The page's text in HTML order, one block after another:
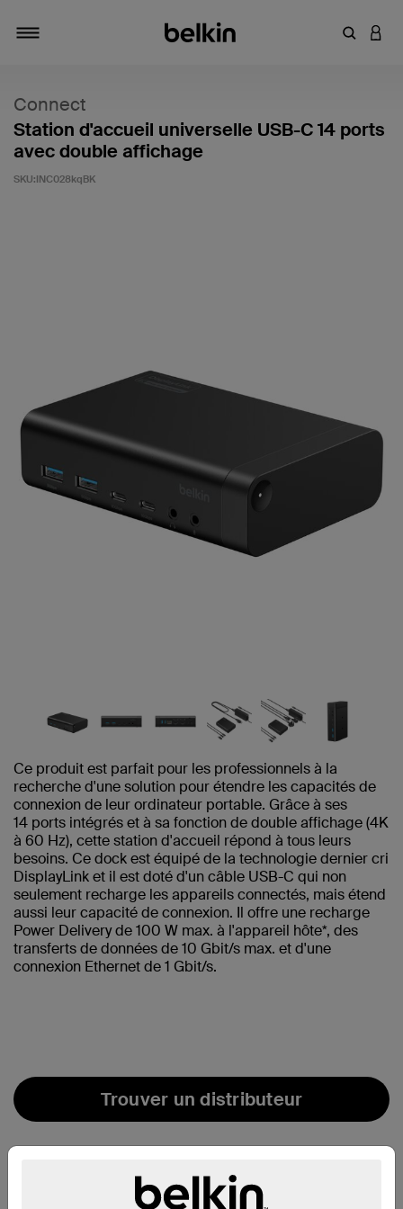
Saisir
Connect
Station d'accueil universelle USB-C 14 ports
avec double affichage
SKU:INC028kqBK
Ce produit est parfait pour les professionnels à la
recherche d'une solution pour étendre les capacités de
connexion de leur ordinateur portable. Grâce à ses
14 ports intégrés et à sa fonction de double affichage (4K
à 60 Hz), cette station d'accueil répond à tous leurs
besoins. Ce dock est équipé de la technologie dernier cri
DisplayLink et il est doté d'un câble USB-C qui non
seulement recharge les appareils connectés, mais étend
aussi leur capacité de connexion. Il offre une recharge
Power Delivery de 100 W max. à l'appareil hôte*, des
transferts de données de 10 Gbit/s max. et d'une
connexion Ethernet de 1 Gbit/s.
Trouver un distributeur